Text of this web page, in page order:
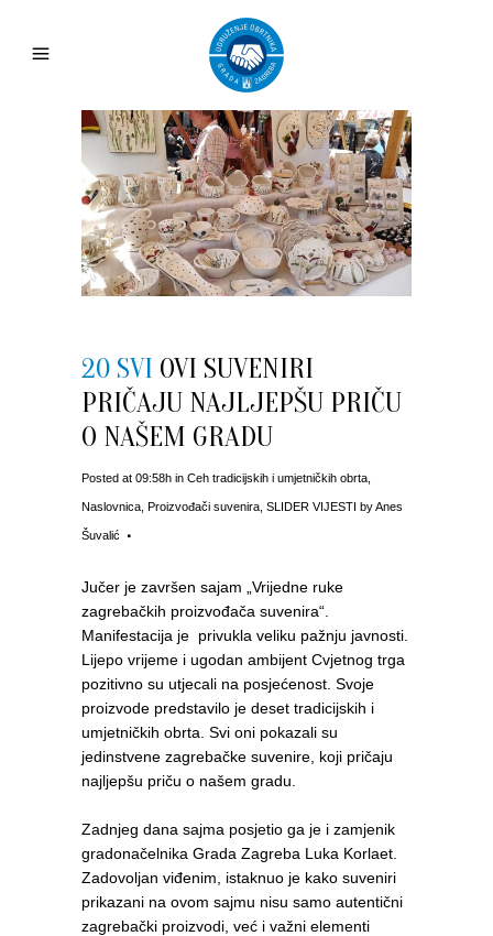
20 SVI OVI SUVENIRI
PRIČAJU NAJLJEPŠU PRIČU
O NAŠEM GRADU
Posted at 09:58h in Ceh tradicijskih i umjetničkih obrta
Naslovnica Proizvođači suvenira SLIDER VIJESTI byAnes
Šuvalić
Jučer je završen sajam „Vrijedne ruke
zagrebačkih proizvođača suvenira“.
Manifestacija je privukla veliku pažnju javnosti.
Lijepo vrijeme i ugodan ambijent Cvjetnog trga
pozitivno su utjecali na posjećenost. Svoje
proizvode predstavilo je deset tradicijskih i
umjetničkih obrta. Svi oni pokazali su
jedinstvene zagrebačke suvenire, koji pričaju
najljepšu priču o našem gradu.
Zadnjeg dana sajma posjetio ga je i zamjenik
gradonačelnika Grada Zagreba Luka Korlaet.
Zadovoljan viđenim, istaknuo je kako suveniri
prikazani na ovom sajmu nisu samo autentični
zagrebački proizvodi, već i važni elementi